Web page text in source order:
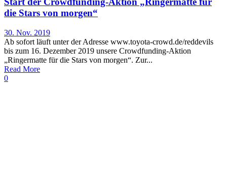
die Stars von morgen“
30. Nov. 2019
Ab sofort läuft unter der Adresse www.toyota-crowd.de/reddevils
bis zum 16. Dezember 2019 unsere Crowdfunding-Aktion
„Ringermatte für die Stars von morgen“. Zur...
Read More
0